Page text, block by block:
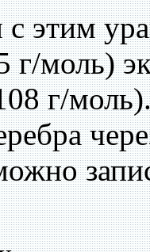
с этим
г/моль)
г/